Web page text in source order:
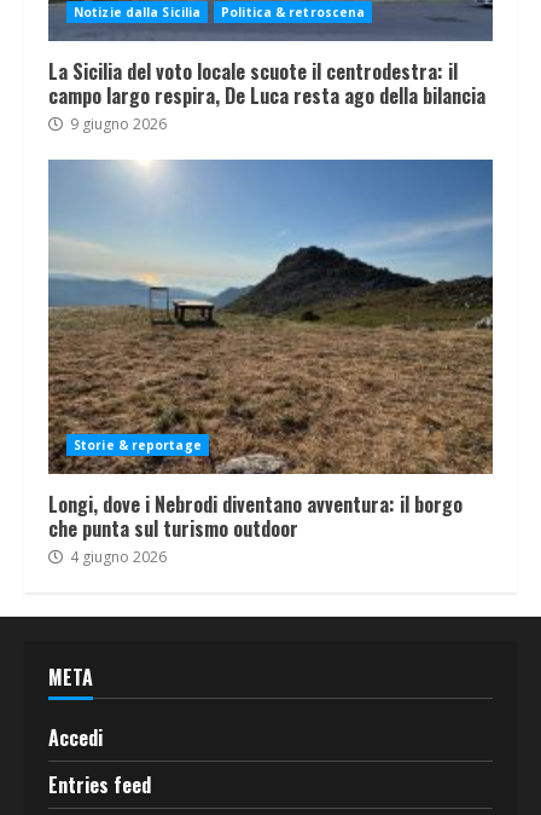
Notizie dalla Sicilia Politica & retroscena
La Sicilia del voto locale scuote il centrodestra: il
campo largo respira, De Luca resta ago della bilancia
9 giugno 2026
Storie & reportage
Longi, dove i Nebrodi diventano avventura: il borgo
che punta sul turismo outdoor
4 giugno 2026
META
Accedi
Entries feed